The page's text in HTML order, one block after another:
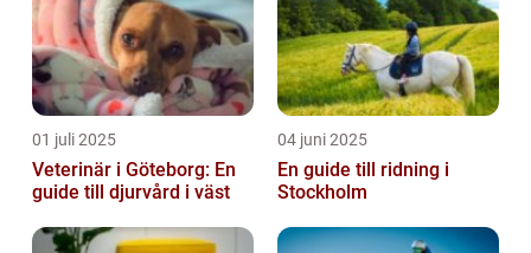
01 juli 2025
Veterinär i Göteborg: En
guide till djurvård i väst
04 juni 2025
En guide till ridning i
Stockholm